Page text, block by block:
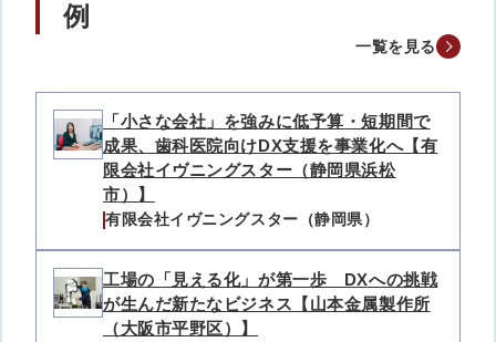
例
一覧を見る
「小さな会社」を強みに低予算・短期間で
成果、歯科医院向けDX支援を事業化へ【有
限会社イヴニングスター（静岡県浜松
市）】
有限会社イヴニングスター（静岡県）
工場の「見える化」が第一歩 DXへの挑戦
が生んだ新たなビジネス【山本金属製作所
（大阪市平野区）】